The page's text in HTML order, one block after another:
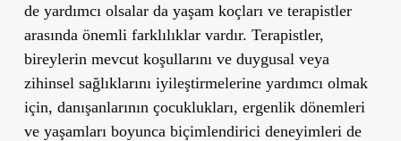
de yardımcı olsalar da yaşam koçları ve terapistler
arasında önemli farklılıklar vardır. Terapistler,
bireylerin mevcut koşullarını ve duygusal veya
zihinsel sağlıklarını iyileştirmelerine yardımcı olmak
için, danışanlarının çocuklukları, ergenlik dönemleri
ve yaşamları boyunca biçimlendirici deneyimleri de